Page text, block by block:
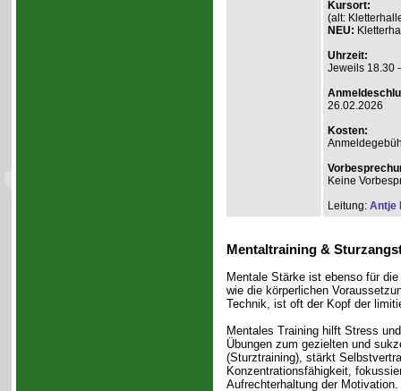
Kursort:
(alt:
NEU:
Uhrzeit:
Jeweils 18.30
26.02.2026
Kosten:
Keine
Leitung: Antje
Mentaltraining &
Mentale Stärke ist ebenso für
wie die körperlichen
Technik, ist oft der Kopf der
Mentales Training hilft Stress
Übungen zum gezielten und
(Sturztraining), stärkt
Konzentrationsfähigkeit,
Aufrechterhaltung der Motivation.